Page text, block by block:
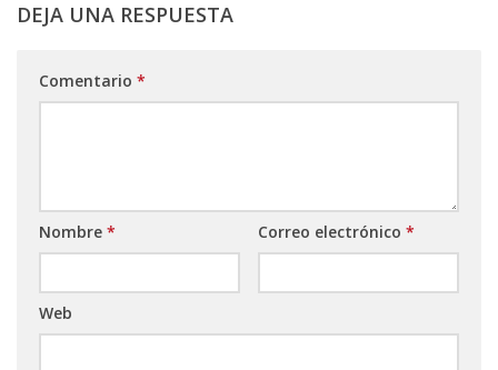
DEJA UNA RESPUESTA
Comentario *
Nombre * Correo electrónico *
Web